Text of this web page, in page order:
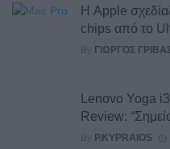
Η Apple
chips από το
By ΓΙΏΡΓΟΣ
Lenovo Yoga
Review:
By P.KYPRAIOS